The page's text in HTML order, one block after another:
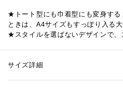
★トート型にも巾着型にも変身する
ときは、A4サイズもすっぽり入る
★スタイルを選ばないデザインで、
性別：レディース
素材：合成皮革
サイズ詳細